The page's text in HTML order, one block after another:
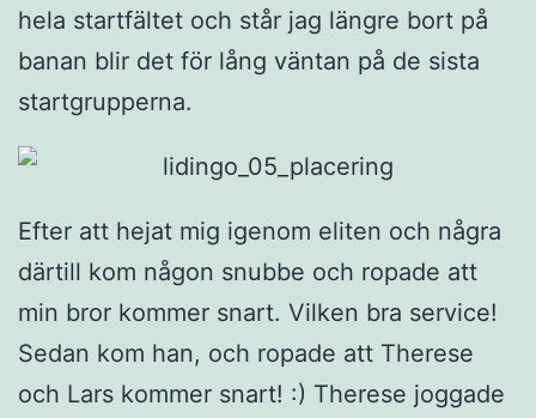
hela startfältet och står jag längre bort på
banan blir det för lång väntan på de sista
startgrupperna.
Efter att hejat mig igenom eliten och några
därtill kom någon snubbe och ropade att
min bror kommer snart. Vilken bra service!
Sedan kom han, och ropade att Therese
och Lars kommer snart! :) Therese joggade